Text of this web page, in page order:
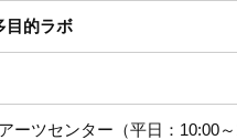
目的ラボ
ツセンター（平日：10:00～